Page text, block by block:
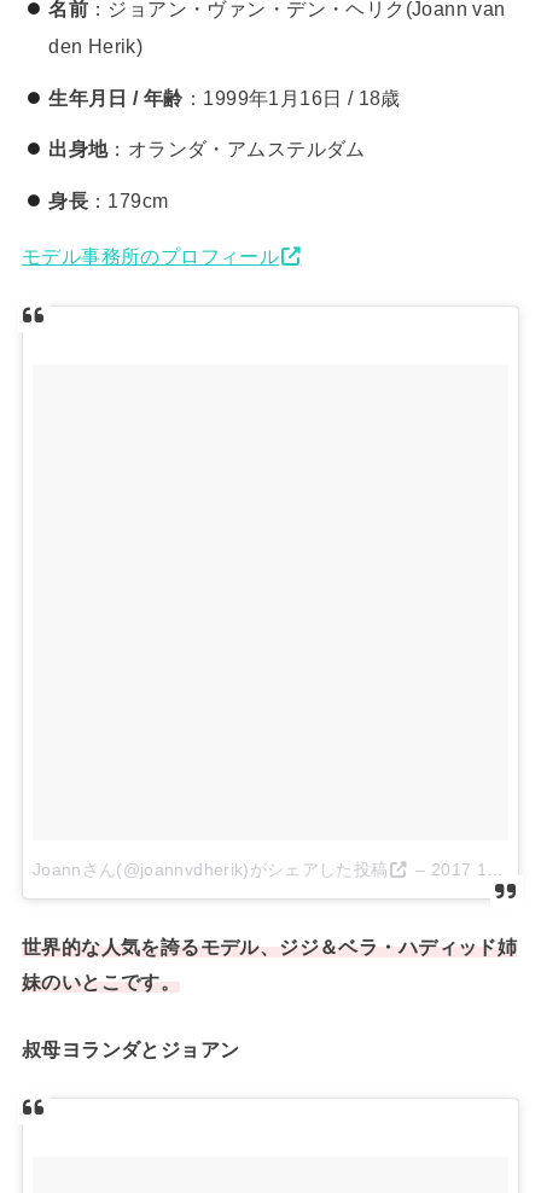
名前：ジョアン・ヴァン・デン・ヘリク(Joann van
den Herik)
生年月日 / 年齢 ：1999年1月16日 / 18歳
出身地：オランダ・アムステルダム
身長：179cm
モデル事務所のプロフィール
Joannさん(@joannvdherik)がシェアした投稿 – 2017 10月 4 11:58午前 PDT
世界的な人気を誇るモデル、ジジ＆ベラ・ハディッド姉
妹のいとこです。
叔母ヨランダとジョアン